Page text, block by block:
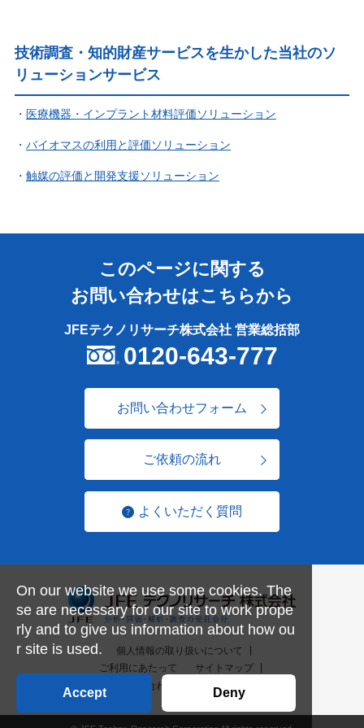
技術調査・知的財産サービスを生かした当社のソ
リューションサービス
医療機器・インプラント材料評価ソリューション
バイオマスの利用と評価ソリューション
触媒の評価と開発支援ソリューション
このページに関する
お問い合わせはこちらから
JFEテクノリサーチ株式会社 営業総括部
0120-643-777
お問い合わせフォーム
ご依頼の流れ
よくいただく質問
個人情報の取り扱いについて
ご利用にあたって
サイトマップ
お問い合わせ一覧
English
On our website we use some cookies. The
se are necessary for our site to work prope
rly and to give us information about how ou
r site is used.
Accept Deny